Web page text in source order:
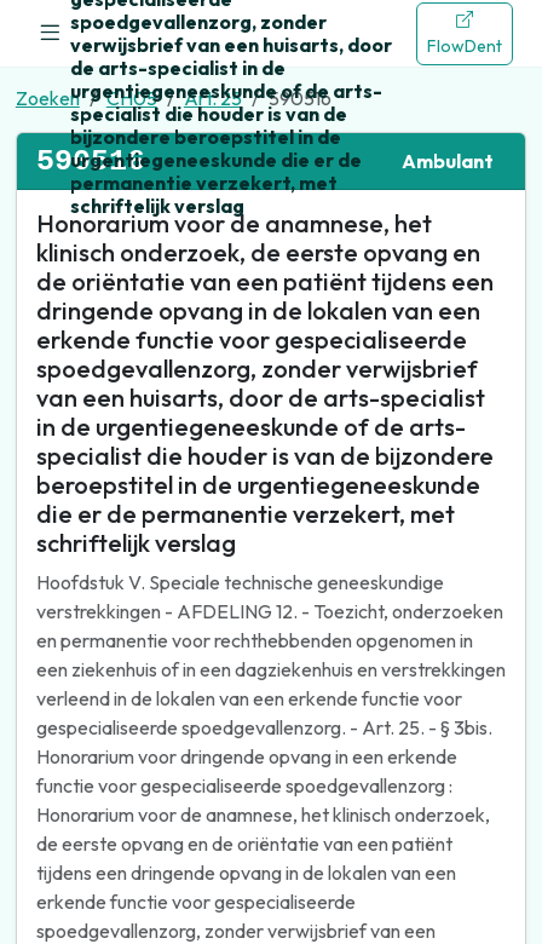
spoedgevallenzorg, zonder
verwijsbrief van een huisarts, door
de arts-specialist in de
urgentiegeneeskunde of de arts-
specialist die houder is van de
bijzondere beroepstitel in de
urgentiegeneeskunde die er de
permanentie verzekert, met
schriftelijk verslag
FlowDent
Zoeken CH05 Art. 25 590516
590516 Ambulant
Honorarium voor de anamnese, het
klinisch onderzoek, de eerste opvang en
de oriëntatie van een patiënt tijdens een
dringende opvang in de lokalen van een
erkende functie voor gespecialiseerde
spoedgevallenzorg, zonder verwijsbrief
van een huisarts, door de arts-specialist
in de urgentiegeneeskunde of de arts-
specialist die houder is van de bijzondere
beroepstitel in de urgentiegeneeskunde
die er de permanentie verzekert, met
schriftelijk verslag
Hoofdstuk V. Speciale technische geneeskundige
verstrekkingen - AFDELING 12. - Toezicht, onderzoeken
en permanentie voor rechthebbenden opgenomen in
een ziekenhuis of in een dagziekenhuis en verstrekkingen
verleend in de lokalen van een erkende functie voor
gespecialiseerde spoedgevallenzorg. - Art. 25. - § 3bis.
Honorarium voor dringende opvang in een erkende
functie voor gespecialiseerde spoedgevallenzorg :
Honorarium voor de anamnese, het klinisch onderzoek,
de eerste opvang en de oriëntatie van een patiënt
tijdens een dringende opvang in de lokalen van een
erkende functie voor gespecialiseerde
spoedgevallenzorg, zonder verwijsbrief van een